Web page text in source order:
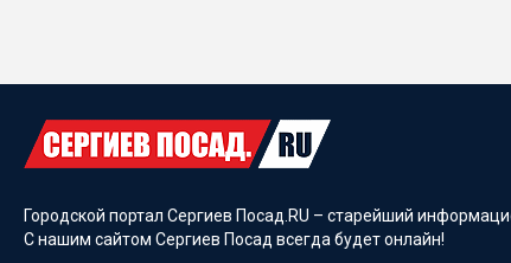
Городской портал Сергиев Посад.RU – старейший
С нашим сайтом Сергиев Посад всегда будет онлайн!